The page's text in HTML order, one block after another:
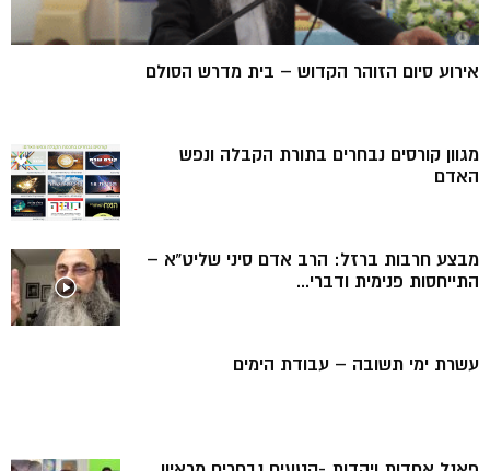
אירוע סיום הזוהר הקדוש – בית מדרש הסולם
מגוון קורסים נבחרים בתורת הקבלה ונפש
האדם
מבצע חרבות ברזל: הרב אדם סיני שליט”א –
התייחסות פנימית ודברי...
עשרת ימי תשובה – עבודת הימים